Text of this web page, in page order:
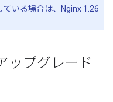
ている場合は、Nginx 1.26
ップグレード